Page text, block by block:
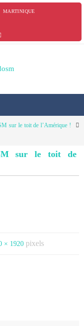
MARTINIQUE
sur le toit de l’Amérique !
sur le toit de
× 1920 pixels